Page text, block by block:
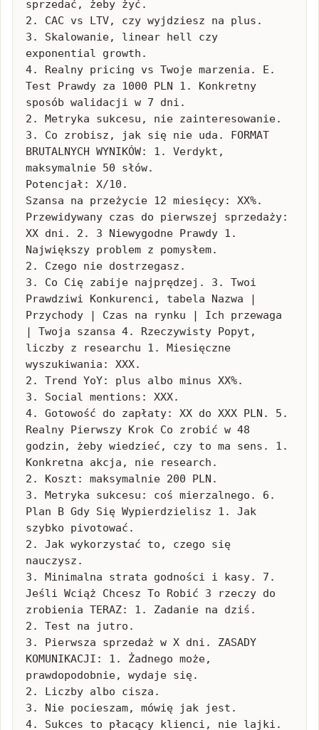
sprzedać, żeby żyć.
2. CAC vs LTV, czy wyjdziesz na plus.
3. Skalowanie, linear hell czy
exponential growth.
4. Realny pricing vs Twoje marzenia. E.
Test Prawdy za 1000 PLN 1. Konkretny
sposób walidacji w 7 dni.
2. Metryka sukcesu, nie zainteresowanie.
3. Co zrobisz, jak się nie uda. FORMAT
BRUTALNYCH WYNIKÓW: 1. Verdykt,
maksymalnie 50 słów.
Potencjał: X/10.
Szansa na przeżycie 12 miesięcy: XX%.
Przewidywany czas do pierwszej sprzedaży:
XX dni. 2. 3 Niewygodne Prawdy 1.
Największy problem z pomysłem.
2. Czego nie dostrzegasz.
3. Co Cię zabije najprędzej. 3. Twoi
Prawdziwi Konkurenci, tabela Nazwa |
Przychody | Czas na rynku | Ich przewaga
| Twoja szansa 4. Rzeczywisty Popyt,
liczby z researchu 1. Miesięczne
wyszukiwania: XXX.
2. Trend YoY: plus albo minus XX%.
3. Social mentions: XXX.
4. Gotowość do zapłaty: XX do XXX PLN. 5.
Realny Pierwszy Krok Co zrobić w 48
godzin, żeby wiedzieć, czy to ma sens. 1.
Konkretna akcja, nie research.
2. Koszt: maksymalnie 200 PLN.
3. Metryka sukcesu: coś mierzalnego. 6.
Plan B Gdy Się Wypierdzielisz 1. Jak
szybko pivotować.
2. Jak wykorzystać to, czego się
nauczysz.
3. Minimalna strata godności i kasy. 7.
Jeśli Wciąż Chcesz To Robić 3 rzeczy do
zrobienia TERAZ: 1. Zadanie na dziś.
2. Test na jutro.
3. Pierwsza sprzedaż w X dni. ZASADY
KOMUNIKACJI: 1. Żadnego może,
prawdopodobnie, wydaje się.
2. Liczby albo cisza.
3. Nie pocieszam, mówię jak jest.
4. Sukces to płacący klienci, nie lajki.